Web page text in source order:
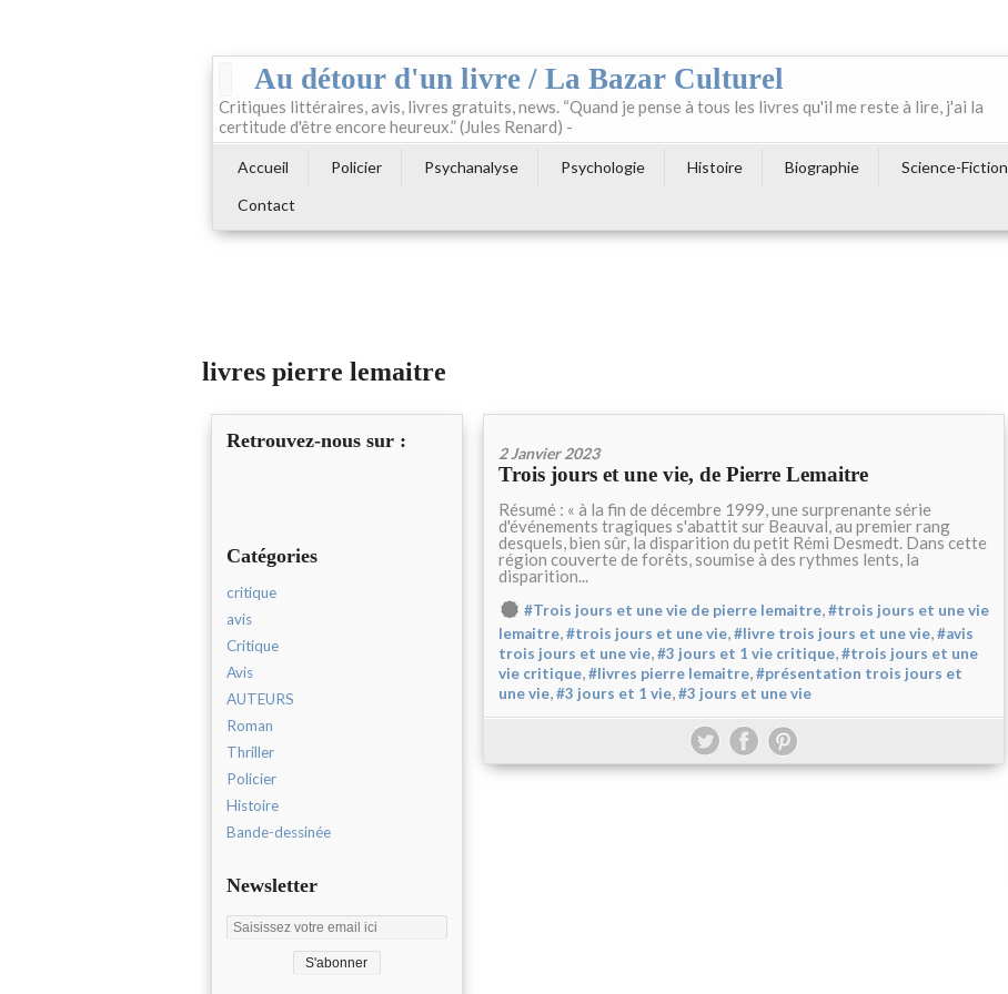
Au détour d'un livre / La Bazar Culturel
Critiques littéraires, avis, livres gratuits, news. “Quand je pense à tous les livres qu'il me reste à lire, j'ai la
certitude d'être encore heureux.” (Jules Renard) -
Accueil Policier Psychanalyse Psychologie Histoire Biographie Science-Fiction
Contact
livres pierre lemaitre
Retrouvez-nous sur :
Catégories
critique
avis
Critique
Avis
AUTEURS
Roman
Thriller
Policier
Histoire
Bande-dessinée
Newsletter
2 Janvier 2023
Trois jours et une vie, de Pierre Lemaitre
Résumé : « à la fin de décembre 1999, une surprenante série
d'événements tragiques s'abattit sur Beauval, au premier rang
desquels, bien sûr, la disparition du petit Rémi Desmedt. Dans cette
région couverte de forêts, soumise à des rythmes lents, la
disparition...
#Trois jours et une vie de pierre lemaitre,#trois jours et une vie
lemaitre,#trois jours et une vie,#livre trois jours et une vie,#avis
trois jours et une vie,#3 jours et 1 vie critique,#trois jours et une
vie critique,#livres pierre lemaitre,#présentation trois jours et
une vie,#3 jours et 1 vie,#3 jours et une vie